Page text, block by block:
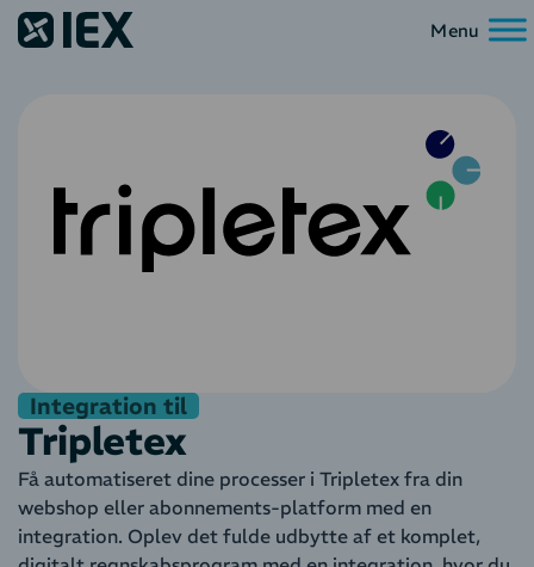
Integration til
Tripletex
Få automatiseret dine processer i Tripletex fra din
webshop eller abonnements-platform med en
integration. Oplev det fulde udbytte af et komplet,